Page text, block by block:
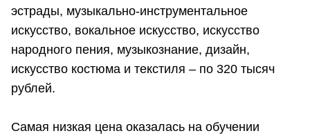
эстрады, музыкально-инструментальное
искусство, вокальное искусство, искусство
народного пения, музыкознание, дизайн,
искусство костюма и текстиля – по 320 тысяч
рублей.
Самая низкая цена оказалась на обучении